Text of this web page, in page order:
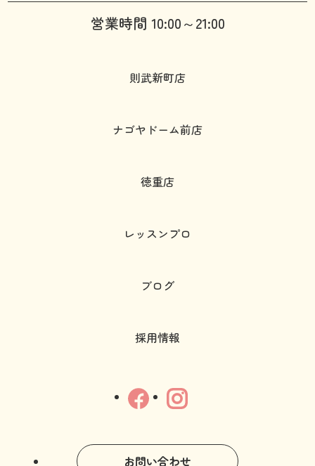
営業時間 10:00～21:00
則武新町店
ナゴヤドーム前店
徳重店
レッスンプロ
ブログ
採用情報
お問い合わせ